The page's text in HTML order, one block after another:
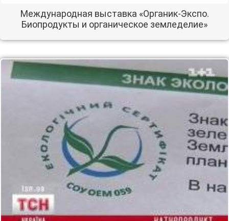
Международная выставка «Органик-Экспо.
Биопродукты и органическое земледелие»